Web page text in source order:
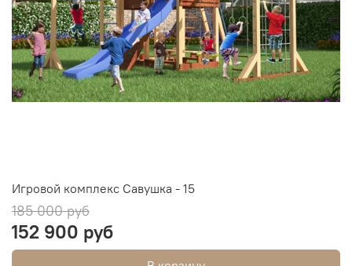
Игровой комплекс Савушка - 15
185 000 руб
152 900 руб